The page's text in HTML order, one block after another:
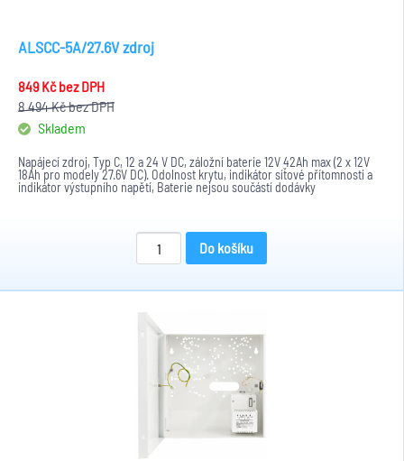
ALSCC-5A/27.6V zdroj
849 Kčbez DPH
8 494 Kčbez DPH
Skladem
Napájecí zdroj, Typ C, 12 a 24 V DC, záložní baterie 12V 42Ah max (2 x 12V
18Ah pro modely 27.6V DC). Odolnost krytu, indikátor síťové přítomnosti a
indikátor výstupního napětí, Baterie nejsou součástí dodávky
Do košíku